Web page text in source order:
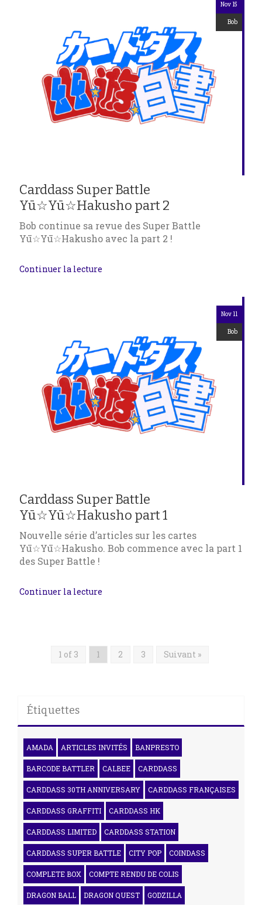
Nov 15
Bob
Carddass Super Battle
Yū☆Yū☆Hakusho part 2
Bob continue sa revue des Super Battle
Yū☆Yū☆Hakusho avec la part 2 !
Continuer la lecture
Nov 11
Bob
Carddass Super Battle
Yū☆Yū☆Hakusho part 1
Nouvelle série d’articles sur les cartes
Yū☆Yū☆Hakusho. Bob commence avec la part 1
des Super Battle !
Continuer la lecture
1 of 3 1 2 3 Suivant »
Étiquettes
AMADA ARTICLES INVITÉS BANPRESTO
BARCODE BATTLER CALBEE CARDDASS
CARDDASS 30TH ANNIVERSARY CARDDASS FRANÇAISES
CARDDASS GRAFFITI CARDDASS HK
CARDDASS LIMITED CARDDASS STATION
CARDDASS SUPER BATTLE CITY POP COINDASS
COMPLETE BOX COMPTE RENDU DE COLIS
DRAGON BALL DRAGON QUEST GODZILLA